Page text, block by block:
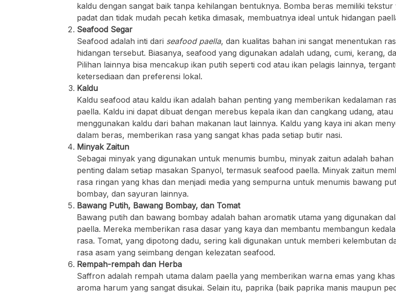
kaldu dengan sangat baik tanpa kehilangan bentuknya. Bomba beras memiliki tekstur
padat dan tidak mudah pecah ketika dimasak, membuatnya ideal untuk hidangan
Seafood Segar
Seafood adalah inti dari seafood paella, dan kualitas bahan ini sangat menentukan
hidangan tersebut. Biasanya, seafood yang digunakan adalah udang, cumi, kerang,
Pilihan lainnya bisa mencakup ikan putih seperti cod atau ikan pelagis lainnya,
ketersediaan dan preferensi lokal.
Kaldu
Kaldu seafood atau kaldu ikan adalah bahan penting yang memberikan kedalaman
paella. Kaldu ini dapat dibuat dengan merebus kepala ikan dan cangkang udang, atau
menggunakan kaldu dari bahan makanan laut lainnya. Kaldu yang kaya ini akan
dalam beras, memberikan rasa yang sangat khas pada setiap butir nasi.
Minyak Zaitun
Sebagai minyak yang digunakan untuk menumis bumbu, minyak zaitun adalah bahan
penting dalam setiap masakan Spanyol, termasuk seafood paella. Minyak zaitun
rasa ringan yang khas dan menjadi media yang sempurna untuk menumis bawang
bombay, dan sayuran lainnya.
Bawang Putih, Bawang Bombay, dan Tomat
Bawang putih dan bawang bombay adalah bahan aromatik utama yang digunakan
paella. Mereka memberikan rasa dasar yang kaya dan membantu membangun
rasa. Tomat, yang dipotong dadu, sering kali digunakan untuk memberi kelembutan
rasa asam yang seimbang dengan kelezatan seafood.
Rempah-rempah dan Herba
Saffron adalah rempah utama dalam paella yang memberikan warna emas yang
aroma harum yang sangat disukai. Selain itu, paprika (baik paprika manis maupun